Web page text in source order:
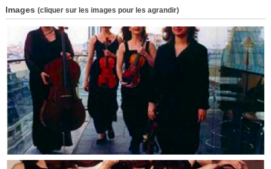
Images (cliquer sur les images pour les agrandir)